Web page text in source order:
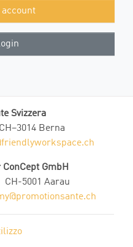
Svizzera
CH–3014 Berna
ConCept GmbH
CH-5001 Aarau